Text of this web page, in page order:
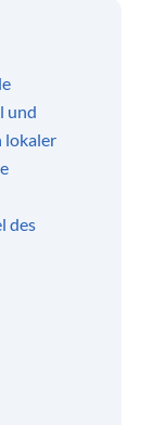
und
lokaler
des